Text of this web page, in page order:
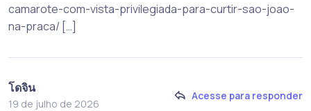
camarote-com-vista-privilegiada-para-curtir-sao-joao-
na-praca/ […]
โดจิน
19 de julho de 2026
Acesse para responder